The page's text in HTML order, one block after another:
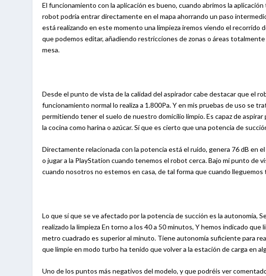
El funcionamiento con la aplicación es bueno, cuando abrimos la
robot podría entrar directamente en el mapa ahorrando un paso
está realizando en este momento una limpieza iremos viendo el
que podemos editar, añadiendo restricciones de zonas o áreas
mesa.
Desde el punto de vista de la calidad del aspirador cabe destacar que el
funcionamiento normal lo realiza a 1.800Pa. Y en mis pruebas de uso se
permitiendo tener el suelo de nuestro domicilio limpio. Es capaz de
la cocina como harina o azúcar. Sí que es cierto que una potencia de
Directamente relacionada con la potencia está el ruido, genera 76 dB en
o jugar a la PlayStation cuando tenemos el robot cerca. Bajo mi punto de
cuando nosotros no estemos en casa, de tal forma que cuando
Lo que sí que se ve afectado por la potencia de succión es la autonomía,
realizado la limpieza En torno a los 40 a 50 minutos, Y hemos indicado
metro cuadrado es superior al minuto. Tiene autonomía suficiente para
que limpie en modo turbo ha tenido que volver a la estación de carga en
Uno de los puntos más negativos del modelo, y que podréis ver